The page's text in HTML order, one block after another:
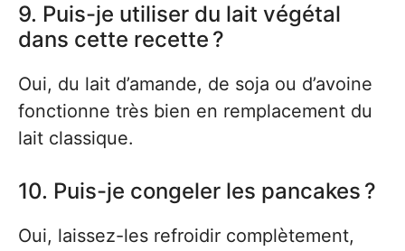
9. Puis-je utiliser du lait végétal
dans cette recette ?
Oui, du lait d’amande, de soja ou d’avoine
fonctionne très bien en remplacement du
lait classique.
10. Puis-je congeler les pancakes ?
Oui, laissez-les refroidir complètement,